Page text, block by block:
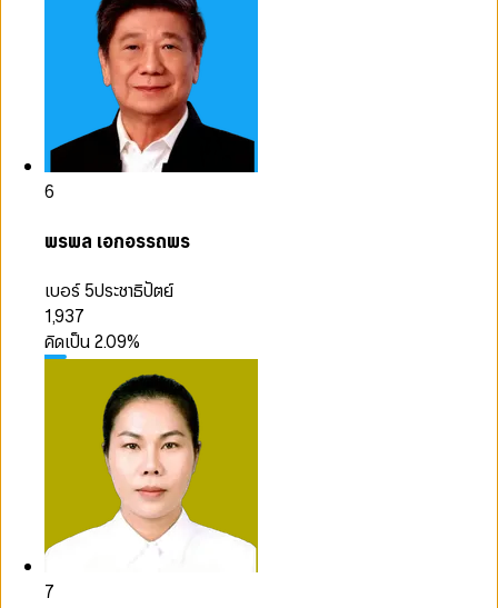
6
พรพล เอกอรรถพร
เบอร์ 5ประชาธิปัตย์
1,937
คิดเป็น2.09%
7